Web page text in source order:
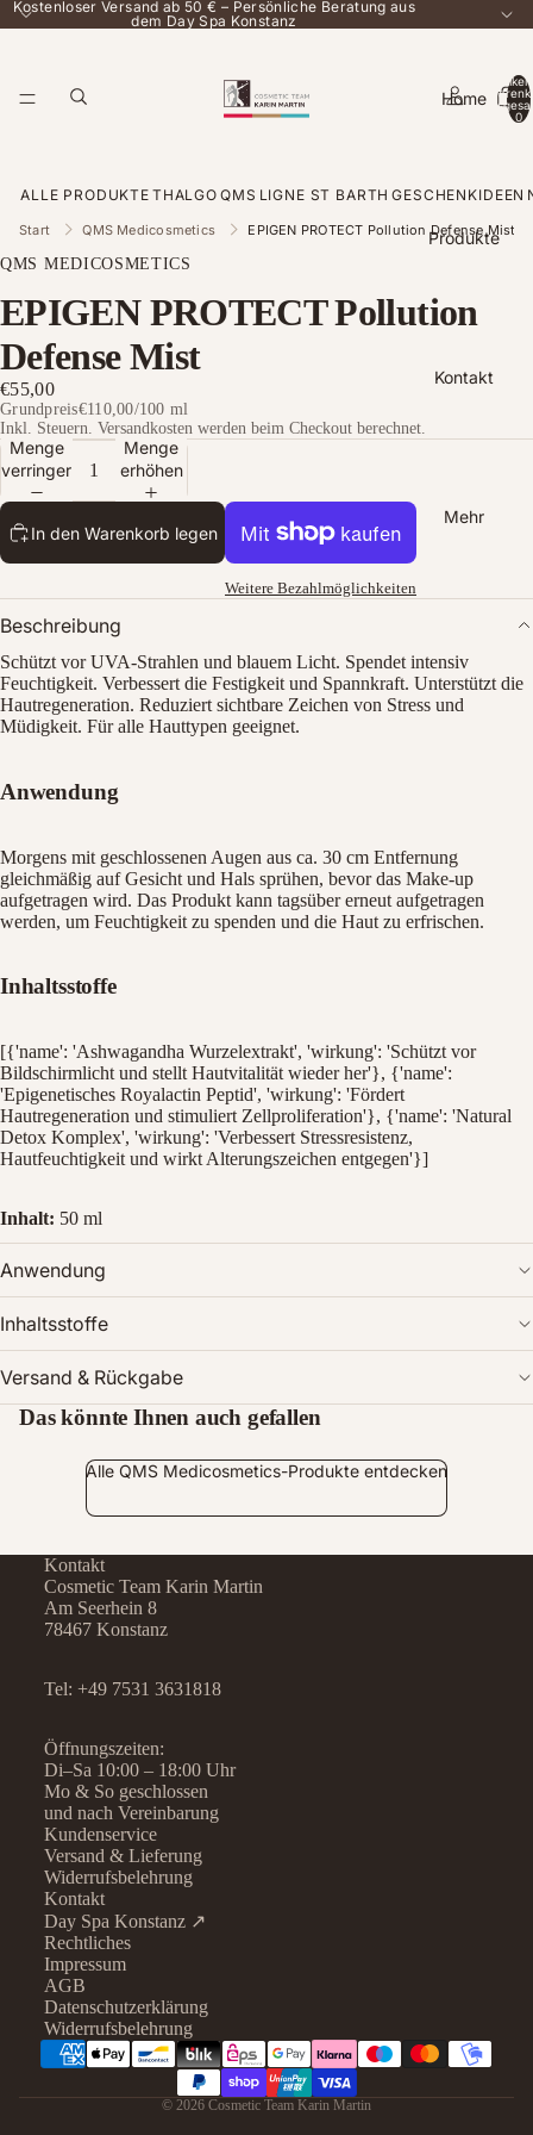
Kostenloser Versand ab 50 € – Persönliche Beratung aus
dem Day Spa Konstanz
Home
Produkte
Kontakt
Mehr
Artikel
0
ALLE PRODUKTE THALGO QMS LIGNE ST BARTH GESCHENKIDEEN
Start QMS Medicosmetics EPIGEN PROTECT Pollution Defense Mist
Bild
im
öffnen
QMS MEDICOSMETICS
EPIGEN PROTECT Pollution
Defense Mist
€55,00
Grundpreis€110,00/100 ml
Inkl. Steuern. Versandkosten werden beim Checkout berechnet.
Menge
verringern
Menge
erhöhen
In den Warenkorb legen
Weitere Bezahlmöglichkeiten
Beschreibung
Schützt vor UVA-Strahlen und blauem Licht. Spendet intensiv
Feuchtigkeit. Verbessert die Festigkeit und Spannkraft. Unterstützt die
Hautregeneration. Reduziert sichtbare Zeichen von Stress und
Müdigkeit. Für alle Hauttypen geeignet.
Anwendung
Morgens mit geschlossenen Augen aus ca. 30 cm Entfernung
gleichmäßig auf Gesicht und Hals sprühen, bevor das Make-up
aufgetragen wird. Das Produkt kann tagsüber erneut aufgetragen
werden, um Feuchtigkeit zu spenden und die Haut zu erfrischen.
Inhaltsstoffe
[{'name': 'Ashwagandha Wurzelextrakt', 'wirkung': 'Schützt vor
Bildschirmlicht und stellt Hautvitalität wieder her'}, {'name':
'Epigenetisches Royalactin Peptid', 'wirkung': 'Fördert
Hautregeneration und stimuliert Zellproliferation'}, {'name': 'Natural
Detox Komplex', 'wirkung': 'Verbessert Stressresistenz,
Hautfeuchtigkeit und wirkt Alterungszeichen entgegen'}]
Inhalt: 50 ml
Anwendung
Inhaltsstoffe
Versand & Rückgabe
Das könnte Ihnen auch gefallen
Alle QMS Medicosmetics-Produkte entdecken
Kontakt
Cosmetic Team Karin Martin
Am Seerhein 8
78467 Konstanz
Tel: +49 7531 3631818
Öffnungszeiten:
Di–Sa 10:00 – 18:00 Uhr
Mo & So geschlossen
und nach Vereinbarung
Kundenservice
Versand & Lieferung
Widerrufsbelehrung
Kontakt
Day Spa Konstanz ↗
Rechtliches
Impressum
AGB
Datenschutzerklärung
Widerrufsbelehrung
© 2026 Cosmetic Team Karin Martin
Datenschutzerklärung
Widerrufsrecht
AGB
Kontaktinformationen